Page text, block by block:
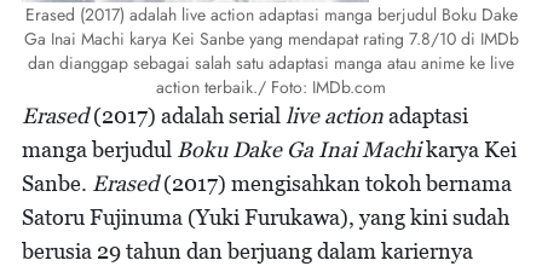
Erased (2017) adalah live action adaptasi manga berjudul Boku Dake
Ga Inai Machi karya Kei Sanbe yang mendapat rating 7.8/10 di IMDb
dan dianggap sebagai salah satu adaptasi manga atau anime ke live
action terbaik./ Foto: IMDb.com
Erased(2017) adalah serial live actionadaptasi
manga berjudul Boku Dake Ga Inai Machikarya Kei
Sanbe. Erased(2017) mengisahkan tokoh bernama
Satoru Fujinuma (Yuki Furukawa), yang kini sudah
berusia 29 tahun dan berjuang dalam kariernya